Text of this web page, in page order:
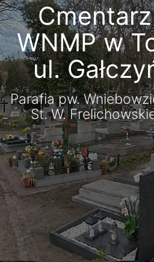
WNMP w
ul.
Parafia pw.
St. W.